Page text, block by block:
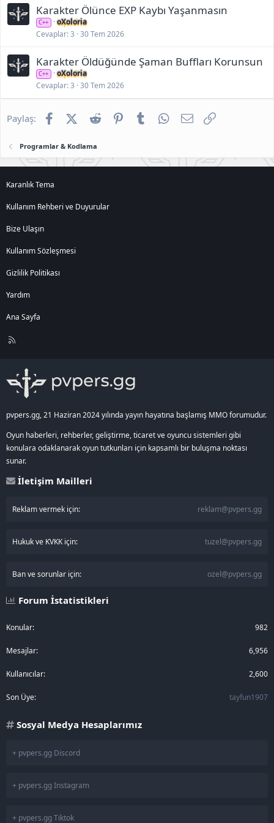
Karakter Ölünce EXP Kaybı Yaşanmasın
C++
oXoloria
Cevaplar 3 30 Tem 2026
Karakter Öldüğünde Şaman Buffları Korunsun
C++
oXoloria
Cevaplar 3 30 Tem 2026
Paylaş: FacebookX (Twitter)
Reddit PinterestTumblr WhatsApp
E-posta
Programlar & Kodlama
Karanlık Tema
Kullanım Rehberi ve Duyurular
Bize Ulaşın
Kullanım Sözleşmesi
Gizlilik Politikası
Yardım
Ana Sayfa
R
pvpers.gg, 21 Haziran 2024 yılında yayın hayatına başlamış MMO forumudur.
Oyun haberleri, rehberler, geliştirme, ticaret ve oyuncu sistemleri gibi
konulara odaklanarak oyun tutkunları için kapsamlı bir buluşma noktası
sunar.
İletişim Mailleri
Reklam vermek için: reklam@pvpers.gg
Hukuk ve KVKK için: tuzel@pvpers.gg
Ban ve sorunlar için: ozel@pvpers.gg
Forum İstatistikleri
Konular 982
Mesajlar 6,956
Kullanıcılar 2,600
Son Üye tayfun1907
Sosyal Medya Hesaplarımız
+ pvpers.gg Discord
+ pvpers.gg Instagram
+ pvpers.gg Tiktok